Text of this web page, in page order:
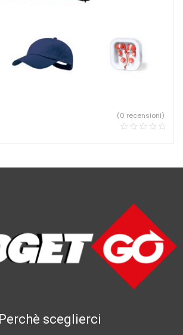
(0 recensioni)
Perchè sceglierci